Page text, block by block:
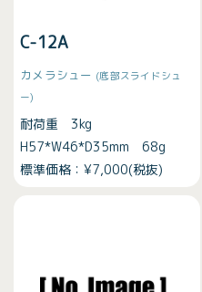
C-12A
カメラシュー (底部スライドシュ
ー)
耐荷重 3kg
H57*W46*D35mm 68g
標準価格：¥7,000(税抜)